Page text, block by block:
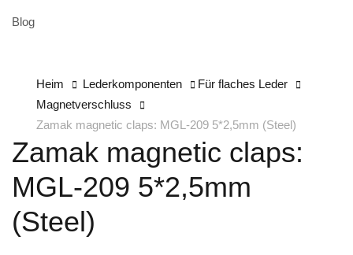
Blog
Heim Lederkomponenten
Für flaches Leder
Magnetverschluss
Zamak magnetic claps: MGL-209 5*2,5mm (Steel)
Zamak magnetic claps:
MGL-209 5*2,5mm
(Steel)